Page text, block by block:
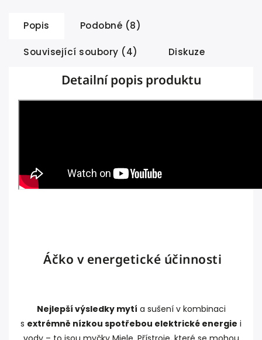
Popis Podobné (8)
Související soubory (4) Diskuze
Detailní popis produktu
Áčko v energetické účinnosti
Nejlepší výsledky mytí a sušení v kombinaci
s extrémně nízkou spotřebou elektrické energie i